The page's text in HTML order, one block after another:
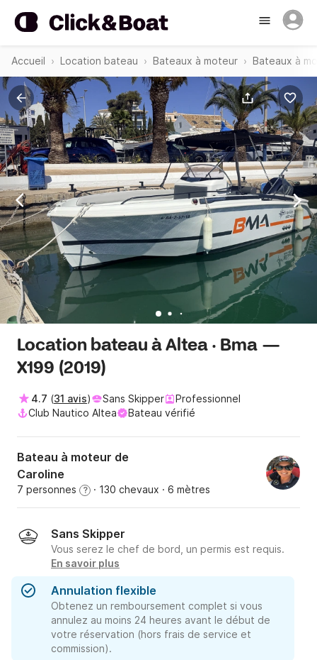
Accueil Location bateau Bateaux à moteur Bateaux à
Location bateau à Altea · Bma —
X199 (2019)
4.7 (31 avis) Sans Skipper
Professionnel
Club Nautico Altea
Bateau vérifié
Bateau à moteur de
Caroline
7 personnes ? · 130 chevaux · 6 mètres
Sans Skipper
Vous serez le chef de bord, un permis est requis.
En savoir plus
Annulation flexible
Obtenez un remboursement complet si vous
annulez au moins 24 heures avant le début de
votre réservation (hors frais de service et
commission).